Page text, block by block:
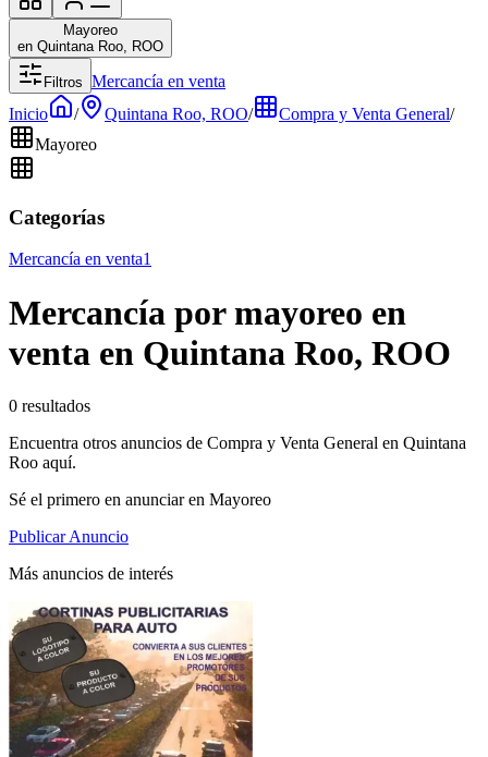
Mayoreo
en Quintana Roo, ROO
Filtros Mercancía en venta
Inicio
/ Quintana Roo, ROO/ Compra y Venta General/
Mayoreo
Categorías
Mercancía en venta1
Mercancía por mayoreo en
venta en Quintana Roo, ROO
0 resultados
Encuentra otros anuncios de Compra y Venta General en Quintana
Roo aquí.
Sé el primero en anunciar en Mayoreo
Publicar Anuncio
Más anuncios de interés